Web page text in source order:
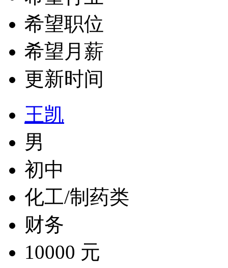
希望职位
希望月薪
更新时间
王凯
男
初中
化工/制药类
财务
10000 元